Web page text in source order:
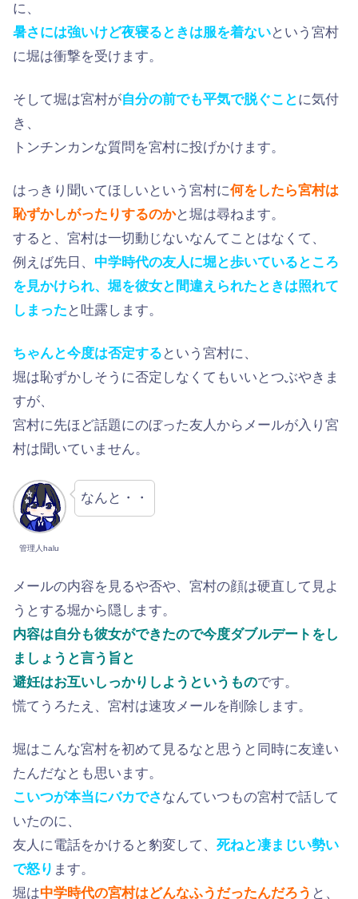
に、
暑さには強いけど夜寝るときは服を着ないという宮村
に堀は衝撃を受けます。
そして堀は宮村が自分の前でも平気で脱ぐことに気付
き、
トンチンカンな質問を宮村に投げかけます。
はっきり聞いてほしいという宮村に何をしたら宮村は
恥ずかしがったりするのかと堀は尋ねます。
すると、宮村は一切動じないなんてことはなくて、
例えば先日、 中学時代の友人に堀と歩いているところ
を見かけられ、堀を彼女と間違えられたときは照れて
しまった と吐露します。
ちゃんと今度は否定する という宮村に、
堀は恥ずかしそうに否定しなくてもいいとつぶやきま
すが、
宮村に先ほど話題にのぼった友人からメールが入り宮
村は聞いていません。
管理人halu
なんと・・
メールの内容を見るや否や、宮村の顔は硬直して見よ
うとする堀から隠します。
内容は自分も彼女ができたので今度ダブルデートをし
ましょうと言う旨と
避妊はお互いしっかりしようというものです。
慌てうろたえ、宮村は速攻メールを削除します。
堀はこんな宮村を初めて見るなと思うと同時に友達い
たんだなとも思います。
こいつが本当にバカでさなんていつもの宮村で話して
いたのに、
友人に電話をかけると豹変して、 死ねと凄まじい勢い
で怒り ます。
堀は中学時代の宮村はどんなふうだったんだろう と、